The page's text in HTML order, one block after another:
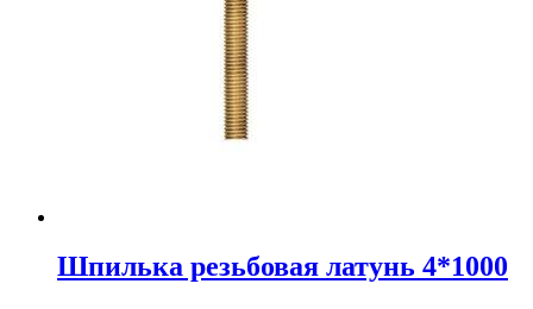
Шпилька резьбовая латунь 4*1000